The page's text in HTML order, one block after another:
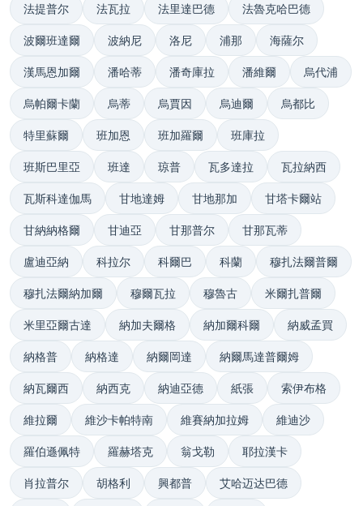
法提普尔 法瓦拉 法里達巴德 法魯克哈巴德
波爾班達爾 波納尼 洛尼 浦那 海薩尔
漢馬恩加爾 潘哈蒂 潘奇庫拉 潘維爾 烏代浦
烏帕爾卡蘭 烏蒂 烏賈因 烏迪爾 烏都比
特里蘇爾 班加恩 班加羅爾 班庫拉
班斯巴里亞 班達 琼普 瓦多達拉 瓦拉納西
瓦斯科達伽馬 甘地達姆 甘地那加 甘塔卡爾站
甘納納格爾 甘迪亞 甘那普尔 甘那瓦蒂
盧迪亞納 科拉尔 科爾巴 科蘭 穆扎法爾普爾
穆扎法爾納加爾 穆爾瓦拉 穆魯古 米爾扎普爾
米里亞爾古達 納加夫爾格 納加爾科爾 納威孟買
納格普 納格達 納爾岡達 納爾馬達普爾姆
納瓦爾西 納西克 納迪亞德 紙張 索伊布格
維拉爾 維沙卡帕特南 維賽納加拉姆 維迪沙
羅伯遜佩特 羅赫塔克 翁戈勒 耶拉漢卡
肖拉普尔 胡格利 興都普 艾哈迈达巴德